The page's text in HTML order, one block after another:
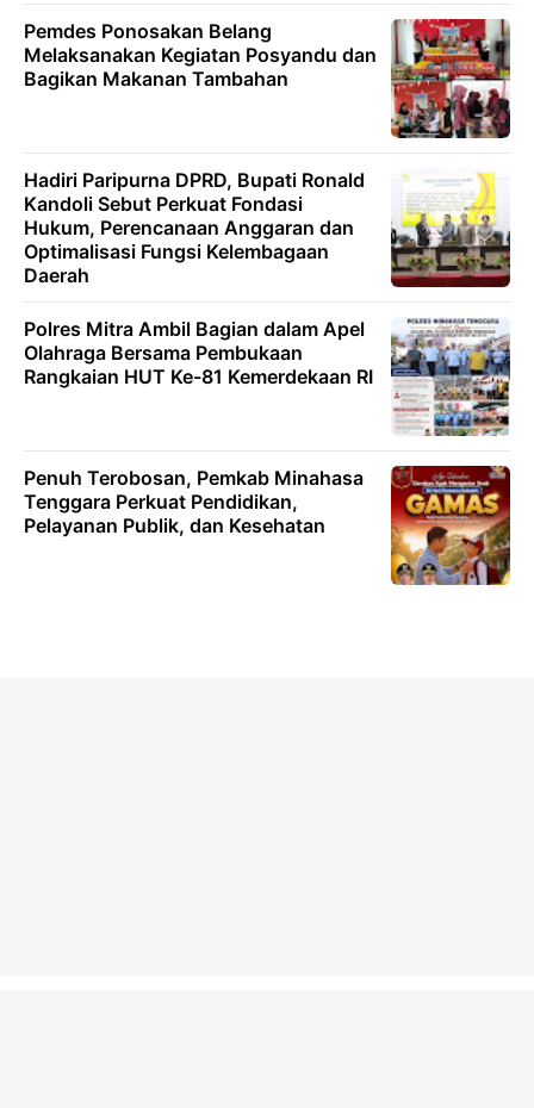
Pemdes Ponosakan Belang
Melaksanakan Kegiatan Posyandu dan
Bagikan Makanan Tambahan
Hadiri Paripurna DPRD, Bupati Ronald
Kandoli Sebut Perkuat Fondasi
Hukum, Perencanaan Anggaran dan
Optimalisasi Fungsi Kelembagaan
Daerah
Polres Mitra Ambil Bagian dalam Apel
Olahraga Bersama Pembukaan
Rangkaian HUT Ke-81 Kemerdekaan RI
Penuh Terobosan, Pemkab Minahasa
Tenggara Perkuat Pendidikan,
Pelayanan Publik, dan Kesehatan